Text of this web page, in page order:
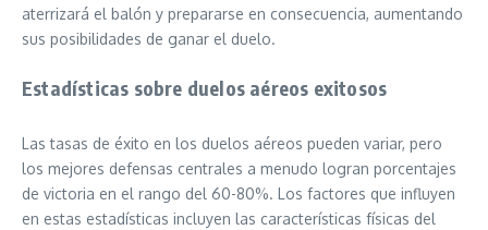
aterrizará el balón y prepararse en consecuencia, aumentando
sus posibilidades de ganar el duelo.
Estadísticas sobre duelos aéreos exitosos
Las tasas de éxito en los duelos aéreos pueden variar, pero
los mejores defensas centrales a menudo logran porcentajes
de victoria en el rango del 60-80%. Los factores que influyen
en estas estadísticas incluyen las características físicas del